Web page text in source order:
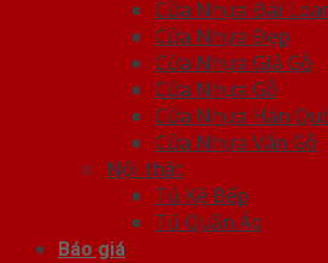
Cửa Nhựa Đài
Cửa Nhựa Đẹp
Cửa Nhựa Giả Gỗ
Cửa Nhựa Gỗ
Cửa Nhựa Hàn
Cửa Nhựa Vân Gỗ
Nội thất
Tủ Kệ Bếp
Tủ Quần Áo
Báo giá